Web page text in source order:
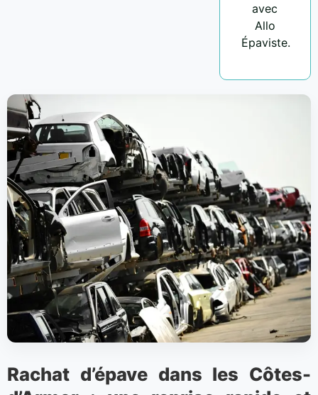
avec
Allo
Épaviste.
Rachat d’épave dans les Côtes-